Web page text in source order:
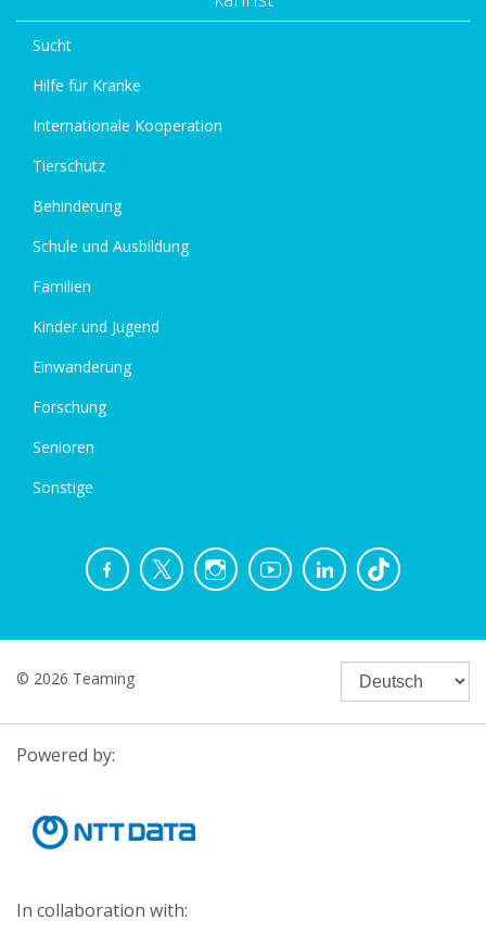
Sucht
Hilfe für Kranke
Internationale Kooperation
Tierschutz
Behinderung
Schule und Ausbildung
Familien
Kinder und Jugend
Einwanderung
Forschung
Senioren
Sonstige
© 2026 Teaming
Powered by:
In collaboration with: